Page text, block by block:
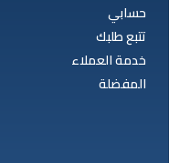
حسابي
تتبع طلبك
خدمة العملاء
المفضلة